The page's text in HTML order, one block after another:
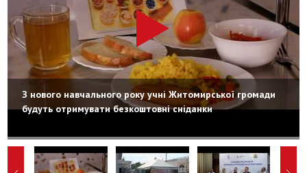
З нового навчального року учні Житомирської громади
будуть отримувати безкоштовні сніданки